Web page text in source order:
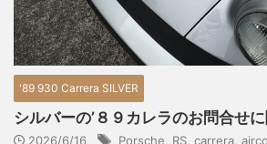
'89 930 Carrera SILVER
シルバーの’８９カレラのお問合せ
2026/6/16 Porsche RS carrera